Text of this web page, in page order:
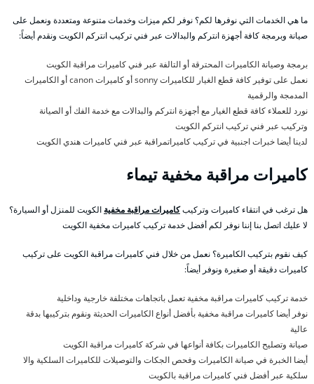
ما هي الخدمات التي نوفرها لكم؟ نوفر لكم ميزات وخدمات متنوعة ومتعددة ونعمل على
صيانة وبرمجة كافة أجهزة انتركم والبدالات عبر فني تركيب انتركم الكويت ونقدم أيضاً:
برمجة وصيانة الكاميرات المحترقة أو التالفة عبر فني كاميرات مراقبة الكويت
نعمل على توفير كافة قطع الغيار للكاميرات sonny أو كاميرات canon أو الكاميرات
المدمجة والرقمية
نورد للعملاء كافة قطع الغيار مع أجهزة انتركم والبدالات مع خدمة الفك أو الصيانة
وتركيب عبر فني تركيب انتركم الكويت
لدينا أيضا خبرات اجنبية في تركيب كاميراتمراقبة عبر فني كاميرات هندي الكويت
كاميرات مراقبة مخفية تيماء
هل ترغب في انتقاء كاميرات وتركيبكاميرات مراقبة مخفية الكويت للمنزل أو السيارة؟
لا عليك اتصل بنا إننا نوفر لكم أفضل خدمة تركيب كاميرات مخفية الكويت
كيف نقوم بتركيب الكاميرة؟ نعمل من خلال فني كاميرات مراقبة الكويت على تركيب
كاميرات دقيقة أو صغيرة ونوفر أيضاً:
خدمة تركيب كاميرات مراقبة مخفية تعمل باتجاهات مختلفة خارجية وداخلية
نوفر أيضا كاميرات مراقبة مخفية بأفضل أنواع الكاميرات الحديثة ونقوم بتركيبها بدقة
عالية
صيانة وتصليح الكاميرات بكافة أنواعها في شركة كاميرات مراقبة الكويت
أيضا الخبرة في صيانة الكاميرات وفحص الجكات والتوصيلات للكاميرات السلكية والا
سلكية عبر أفضل فني كاميرات مراقبة بالكويت